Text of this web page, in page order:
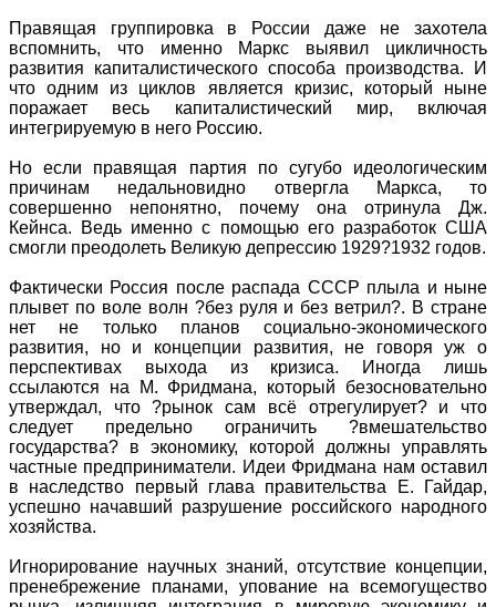
Правящая группировка в России даже не захотела
вспомнить, что именно Маркс выявил цикличность
развития капиталистического способа производства. И
что одним из циклов является кризис, который ныне
поражает весь капиталистический мир, включая
интегрируемую в него Россию.
Но если правящая партия по сугубо идеологическим
причинам недальновидно отвергла Маркса, то
совершенно непонятно, почему она отринула Дж.
Кейнса. Ведь именно с помощью его разработок США
смогли преодолеть Великую депрессию 1929?1932 годов.
Фактически Россия после распада СССР плыла и ныне
плывет по воле волн ?без руля и без ветрил?. В стране
нет не только планов социально-экономического
развития, но и концепции развития, не говоря уж о
перспективах выхода из кризиса. Иногда лишь
ссылаются на М. Фридмана, который безосновательно
утверждал, что ?рынок сам всё отрегулирует? и что
следует предельно ограничить ?вмешательство
государства? в экономику, которой должны управлять
частные предприниматели. Идеи Фридмана нам оставил
в наследство первый глава правительства Е. Гайдар,
успешно начавший разрушение российского народного
хозяйства.
Игнорирование научных знаний, отсутствие концепции,
пренебрежение планами, упование на всемогущество